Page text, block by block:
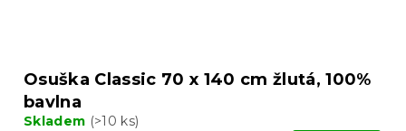
Osuška Classic 70 x 140 cm žlutá, 100%
bavlna
Skladem (>10 ks)